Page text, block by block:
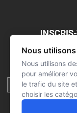
Reste à l’affût des
d’urgence et
Nous
Nous utilisons
pour améliorer
le trafic du site
choisir les